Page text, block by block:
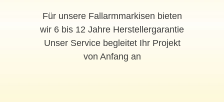
Für unsere Fallarmmarkisen bieten
wir 6 bis 12 Jahre Herstellergarantie
Unser Service begleitet Ihr Projekt
von Anfang an